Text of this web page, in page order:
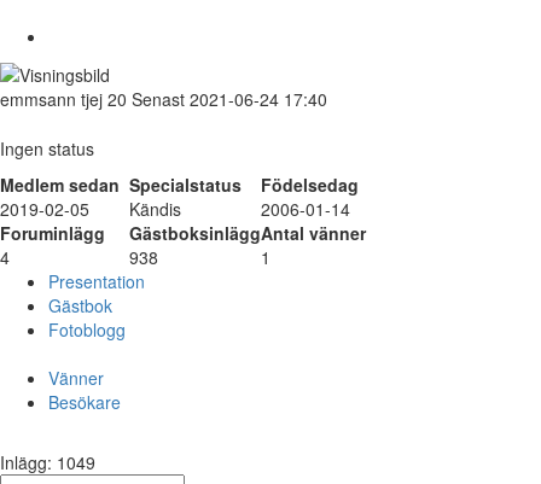
emmsann tjej 20 Senast 2021-06-24 17:40
Ingen status
Medlem sedan Specialstatus
Födelsedag
2019-02-05
Kändis
2006-01-14
Foruminlägg
GästboksinläggAntal vänner
4
938
1
Presentation
Gästbok
Fotoblogg
Vänner
Besökare
Inlägg: 1049